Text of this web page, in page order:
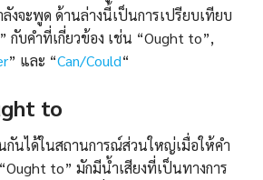
งจะพูด ด้านล่างนี้เป็นการเปรียบเทียบ
กับคำที่เกี่ยวข้อง เช่น “Ought to”,
” และ “Can/Could“
to
นได้ในสถานการณ์ส่วนใหญ่เมื่อให้คำ
to” มักมีน้ำเสียงที่เป็นทางการ